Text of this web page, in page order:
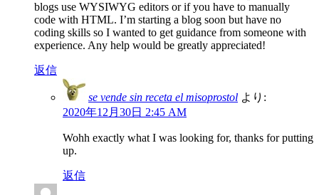
blogs use WYSIWYG editors or if you have to manually
code with HTML. I’m starting a blog soon but have no
coding skills so I wanted to get guidance from someone with
experience. Any help would be greatly appreciated!
返信
se vende sin receta el misoprostol より:
2020年12月30日 2:45 AM
Wohh exactly what I was looking for, thanks for putting
up.
返信